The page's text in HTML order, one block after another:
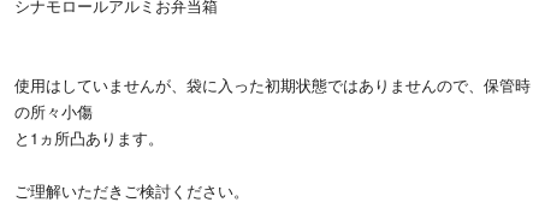
シナモロールアルミお弁当箱
使用はしていませんが、袋に入った初期状態ではありませんので、保管時
の所々小傷
と1ヵ所凸あります。
ご理解いただきご検討ください。